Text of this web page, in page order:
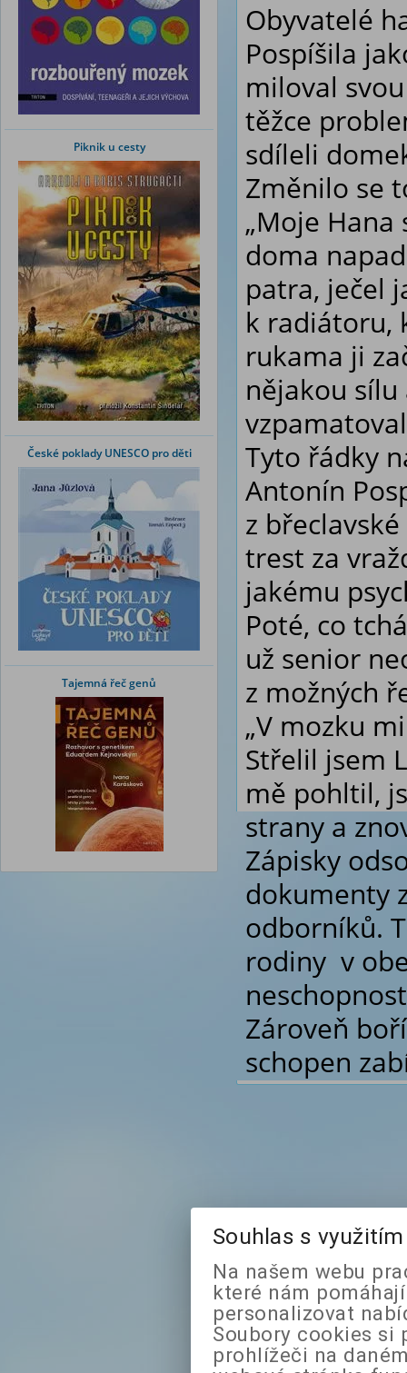
Piknik u cesty
České poklady UNESCO pro děti
Tajemná řeč genů
Obyvatelé
Pospíšila
miloval
těžce
sdíleli
Změnilo se
„Moje
doma
patra, ječel
k radiátoru,
rukama ji
nějakou sílu
Tyto řádky
Antonín
z
trest za
jakému
Poté, co
už senior
z možných
„V mozku
Střelil jsem
mě pohltil,
strany a
Zápisky
dokumenty
odborníků.
rodiny v
Zároveň
schopen
Souhlas s
Na našem webu
které nám
personalizovat
Soubory cookies si
prohlížeči na